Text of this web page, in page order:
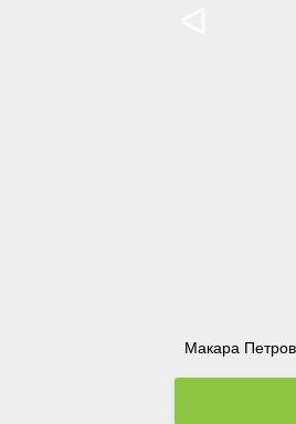
Макара